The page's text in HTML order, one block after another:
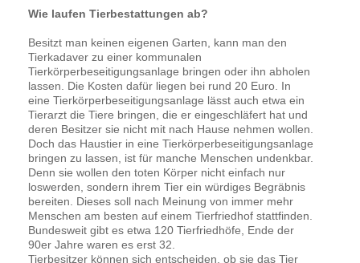
Wie laufen Tierbestattungen ab?
Besitzt man keinen eigenen Garten, kann man den
Tierkadaver zu einer kommunalen
Tierkörperbeseitigungsanlage bringen oder ihn abholen
lassen. Die Kosten dafür liegen bei rund 20 Euro. In
eine Tierkörperbeseitigungsanlage lässt auch etwa ein
Tierarzt die Tiere bringen, die er eingeschläfert hat und
deren Besitzer sie nicht mit nach Hause nehmen wollen.
Doch das Haustier in eine Tierkörperbeseitigungsanlage
bringen zu lassen, ist für manche Menschen undenkbar.
Denn sie wollen den toten Körper nicht einfach nur
loswerden, sondern ihrem Tier ein würdiges Begräbnis
bereiten. Dieses soll nach Meinung von immer mehr
Menschen am besten auf einem Tierfriedhof stattfinden.
Bundesweit gibt es etwa 120 Tierfriedhöfe, Ende der
90er Jahre waren es erst 32.
Tierbesitzer können sich entscheiden, ob sie das Tier